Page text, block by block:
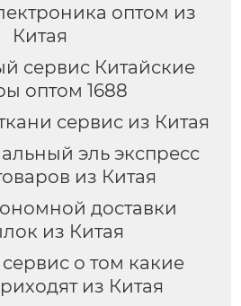
оптом из
Китая
сервис Китайские
оптом 1688
сервис из Китая
эль экспресс
из Китая
доставки
из Китая
о том какие
из Китая